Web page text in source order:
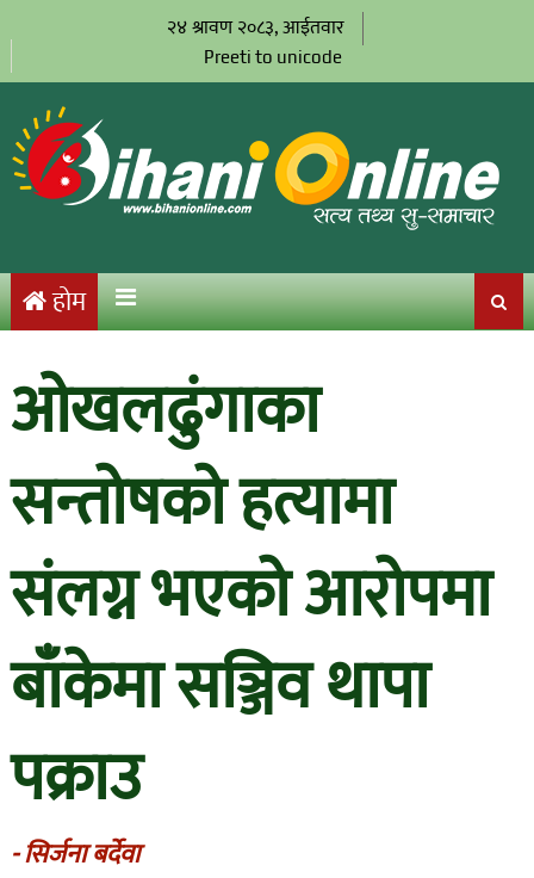
२४ श्रावण २०८३, आईतवार
Preeti to unicode
होम
ओखलढुंगाका
सन्तोषको हत्यामा
संलग्न भएको आरोपमा
बाँकेमा सञ्जिव थापा
पक्राउ
- सिर्जना बर्देवा